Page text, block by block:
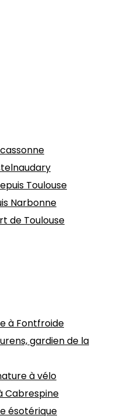
Toulouse
Narbonne
de Toulouse
à Fontfroide
gardien de la
à vélo
Cabrespine
ésotérique